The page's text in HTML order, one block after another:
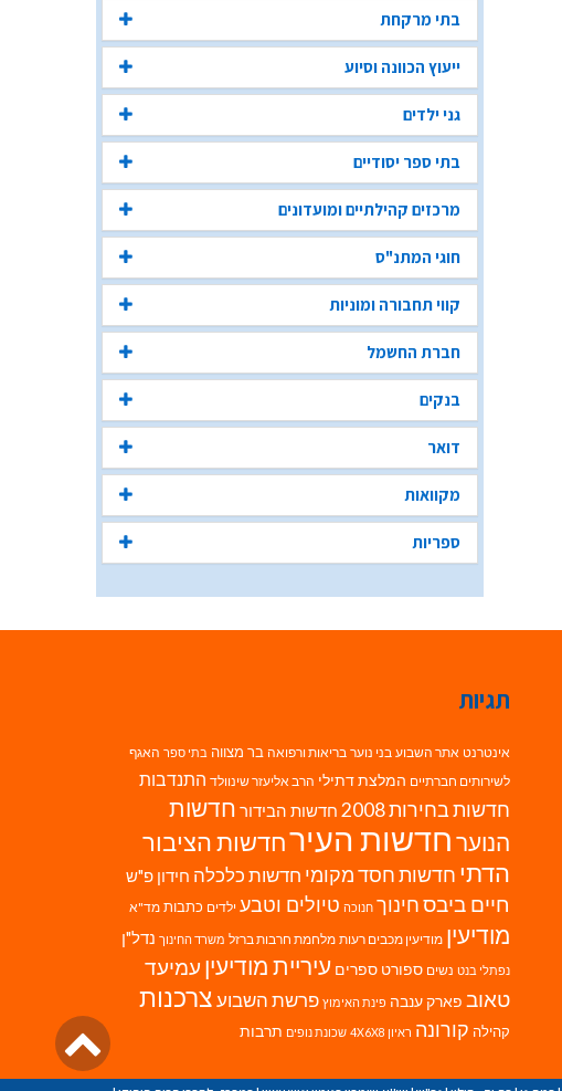
בתי מרקחת
ייעוץ הכוונה וסיוע
גני ילדים
בתי ספר יסודיים
מרכזים קהילתיים ומועדונים
חוגי המתנ"ס
קווי תחבורה ומוניות
חברת החשמל
בנקים
דואר
מקוואות
ספריות
תגיות
אינטרנט אתר השבוע בני נוער בריאות ורפואה בר מצווה בתי ספר האגף
לשירותים חברתיים המלצת דתילי הרב אליעזר שינוולד התנדבות
חדשות בחירות 2008 חדשות הבידור חדשות
הנוערחדשות העירחדשות הציבור
הדתי חדשות חסד מקומי חדשות כלכלה חידון פ"ש
חיים ביבסחינוך חנוכה טיולים וטבע ילדים כתבות מד"א
מודיעין מודיעין מכבים רעות מלחמת חרבות ברזל משרד החינוך נדל"ן
נפתלי בנט נשים ספורט ספרים עיריית מודיעין עמיעד
טאוב פארק ענבה פינת האימוץ פרשת השבועצרכנות
קהילה קורונה ראיון 4X6X8 שכונת נופים תרבות